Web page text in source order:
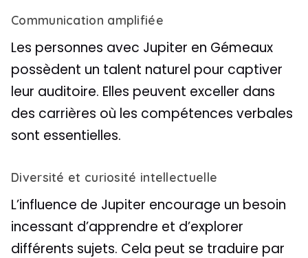
Communication amplifiée
Les personnes avec Jupiter en Gémeaux
possèdent un talent naturel pour captiver
leur auditoire. Elles peuvent exceller dans
des carrières où les compétences verbales
sont essentielles.
Diversité et curiosité intellectuelle
L’influence de Jupiter encourage un besoin
incessant d’apprendre et d’explorer
différents sujets. Cela peut se traduire par